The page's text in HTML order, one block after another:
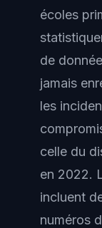
écoles
de
jamais
les
celle du
en 2022.
incluent
numéros